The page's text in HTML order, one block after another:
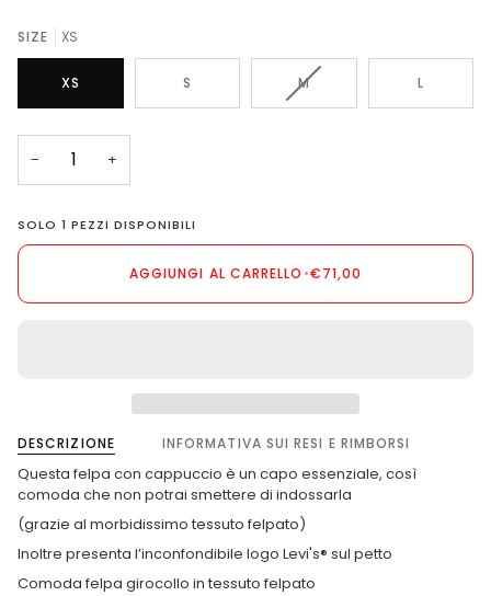
SIZE XS
XS S MVARIANTE
L
− +
SOLO1 PEZZI DISPONIBILI
AGGIUNGI AL CARRELLO •€71,00
DESCRIZIONE INFORMATIVA SUI RESI E RIMBORSI
Questa felpa con cappuccio è un capo essenziale, così
comoda che non potrai smettere di indossarla
(grazie al morbidissimo tessuto felpato)
Inoltre presenta l’inconfondibile logo Levi's® sul petto
Comoda felpa girocollo in tessuto felpato